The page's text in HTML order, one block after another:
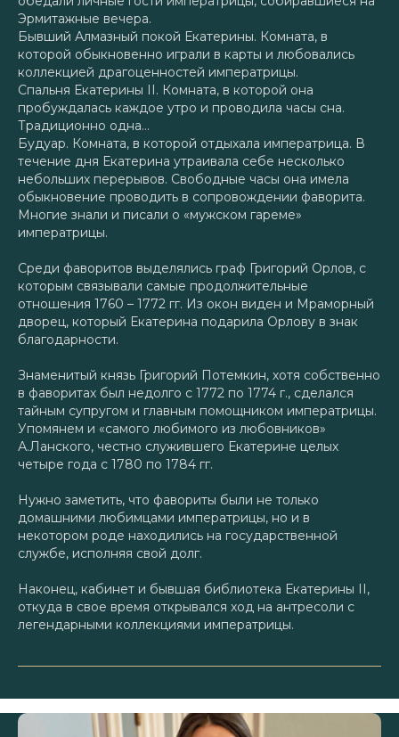
Эрмитажные вечера.
Бывший Алмазный покой Екатерины. Комната, в
которой обыкновенно играли в карты и любовались
коллекцией драгоценностей императрицы.
Спальня Екатерины II. Комната, в которой она
пробуждалась каждое утро и проводила часы сна.
Традиционно одна…
Будуар. Комната, в которой отдыхала императрица. В
течение дня Екатерина утраивала себе несколько
небольших перерывов. Свободные часы она имела
обыкновение проводить в сопровождении фаворита.
Многие знали и писали о «мужском гареме»
императрицы.
Среди фаворитов выделялись граф Григорий Орлов, с
которым связывали самые продолжительные
отношения 1760 – 1772 гг. Из окон виден и Мраморный
дворец, который Екатерина подарила Орлову в знак
благодарности.
Знаменитый князь Григорий Потемкин, хотя собственно
в фаворитах был недолго с 1772 по 1774 г., сделался
тайным супругом и главным помощником императрицы.
Упомянем и «самого любимого из любовников»
А.Ланского, честно служившего Екатерине целых
четыре года с 1780 по 1784 гг.
Нужно заметить, что фавориты были не только
домашними любимцами императрицы, но и в
некотором роде находились на государственной
службе, исполняя свой долг.
Наконец, кабинет и бывшая библиотека Екатерины II,
откуда в свое время открывался ход на антресоли с
легендарными коллекциями императрицы.